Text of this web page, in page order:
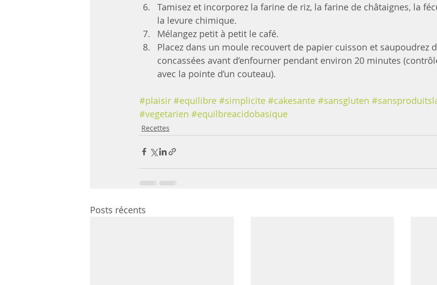
Tamisez et incorporez la farine de riz, la farine de châtaignes, la
la levure chimique.
Mélangez petit à petit le café.
Placez dans un moule recouvert de papier cuisson et saupoudrez
concassées avant d’enfourner pendant environ 20 minutes
avec la pointe d’un couteau).
#plaisir #equilibre #simplicite #cakesante #sansgluten
#vegetarien #equilbreacidobasique
Recettes
Posts récents